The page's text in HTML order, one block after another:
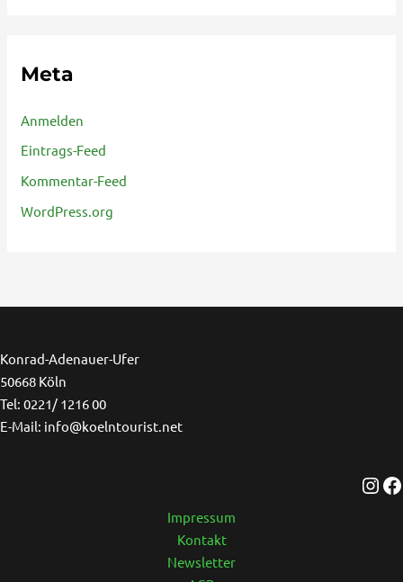
Meta
Anmelden
Eintrags-Feed
Kommentar-Feed
WordPress.org
Konrad-Adenauer-Ufer
50668 Köln
Tel: 0221/ 1216 00
E-Mail: info@koelntourist.net
Impressum
Kontakt
Newsletter